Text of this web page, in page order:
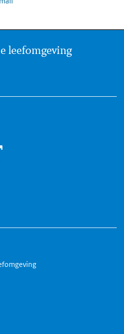
leefomgeving